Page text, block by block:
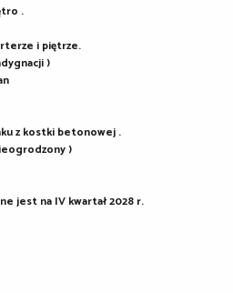
.
i piętrze.
)
z kostki betonowej .
)
jest na IV kwartał 2028 r.